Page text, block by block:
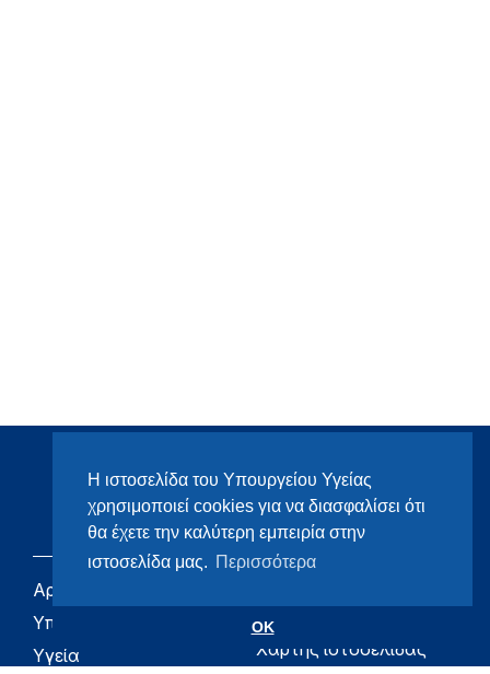
Η ιστοσελίδα του Υπουργείου Υγείας
χρησιμοποιεί cookies για να διασφαλίσει ότι
θα έχετε την καλύτερη εμπειρία στην
ιστοσελίδα μας. Περισσότερα
OK
Αρχική
Υπουργείο
Υγεία
Υγεία
Χάρτης ιστοσελίδας